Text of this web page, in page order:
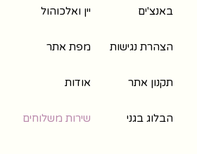
באנצ'ים
הצהרת נגישות
תקנון אתר
הבלוג בגני
יין ואלכוהול
מפת אתר
אודות
שירות משלוחים